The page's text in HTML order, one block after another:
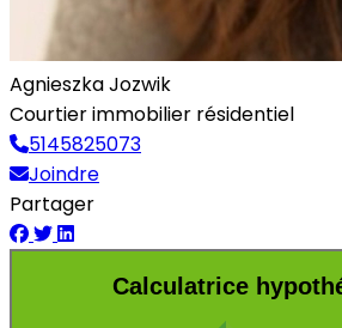
Agnieszka Jozwik
Courtier immobilier résidentiel
5145825073
Joindre
Partager
Calculatrice